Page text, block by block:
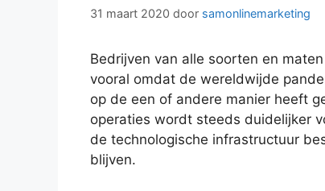
31 maart 2020 door samonlinemarketing
Bedrijven van alle soorten en
vooral omdat de wereldwijde
op de een of andere manier heeft
operaties wordt steeds duidelijker
de technologische infrastructuur
blijven.